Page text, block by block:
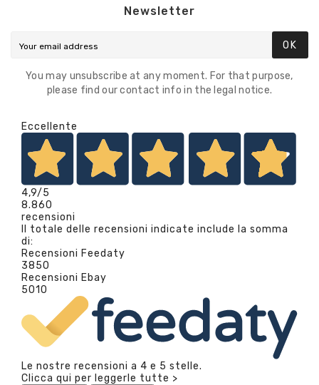
Newsletter
OK
You may unsubscribe at any moment. For that purpose,
please find our contact info in the legal notice.
Eccellente
4,9/5
8.860
recensioni
Il totale delle recensioni indicate include la somma
di:
Recensioni Feedaty
3850
Recensioni Ebay
5010
Le nostre recensioni a 4 e 5 stelle.
Clicca qui per leggerle tutte >